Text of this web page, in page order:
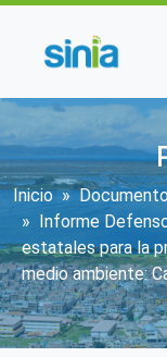
Inicio
Informe
estatales para la
medio ambiente: